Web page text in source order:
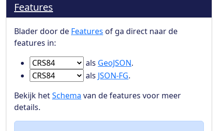
Features
Blader door de Features of ga direct naar de
features in:
Ga naar Features in
als GeoJSON.
Ga naar Features in
als JSON-FG.
Bekijk hetSchema van de features voor meer
details.